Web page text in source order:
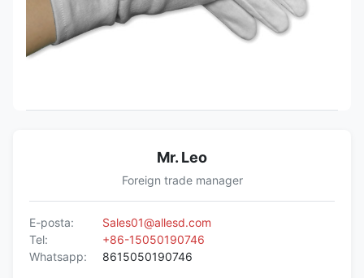
Mr. Leo
Foreign trade manager
E-posta:
Sales01@allesd.com
Tel:
+86-15050190746
Whatsapp:
8615050190746